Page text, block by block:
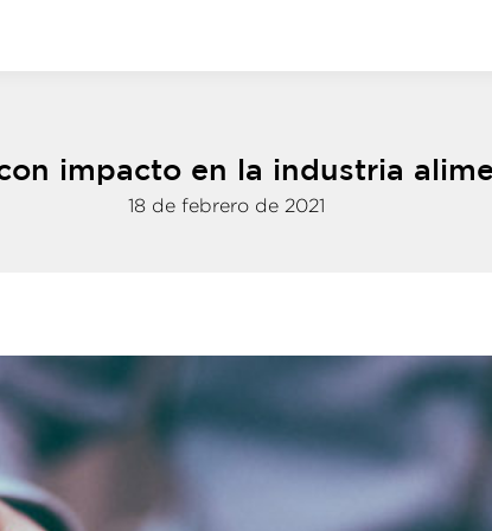
impacto en la industria
18 de febrero de 2021